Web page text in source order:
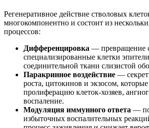
Регенеративное действие стволовых
многокомпонентно и состоит из
процессов:
Дифференцировка — превращение
специализированные клетки
соединительной ткани слизистой
Паракринное воздействие —
роста, цитокинов и экзосом,
пролиферацию клеток-хозяев,
воспаление.
Модуляция иммунного ответа —
избыточных воспалительных